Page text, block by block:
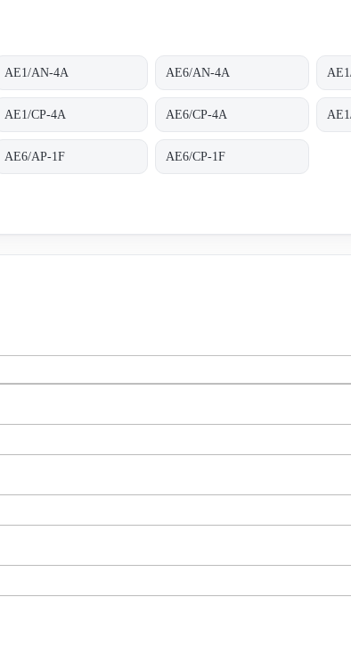
AE1/AN-4A AE6/AN-4A
AE1/CP-4A AE6/CP-4A
AE6/AP-1F AE6/CP-1F